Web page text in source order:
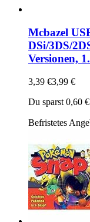
Mcbazel
DSi/3DS/
Versionen,
3,39 €3,99 €
Du sparst 0,60 €
Befristetes